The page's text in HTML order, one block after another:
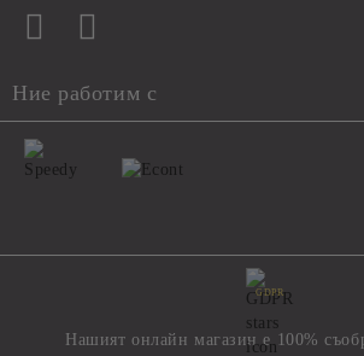
Ние работим с
GDPR
Нашият онлайн магазин е 100%